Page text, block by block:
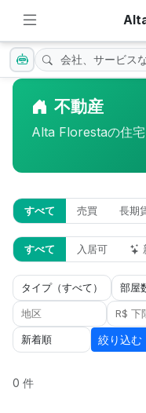
不動産
Alta Florestaの住
すべて 売買 長期
すべて 入居可
絞り込む
0 件